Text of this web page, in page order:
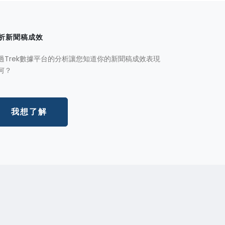
新聞稿成效
Trek數據平台的分析讓您知道你的新聞稿成效表現
？
我想了解